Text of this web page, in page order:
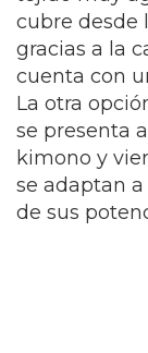
cubre desde
gracias a la
cuenta con
La otra
se presenta
kimono y
se adaptan
de sus